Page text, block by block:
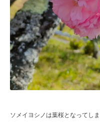
ソメイヨシノは葉桜となってし